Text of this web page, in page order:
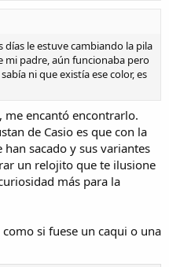
le estuve cambiando la pila
mi padre, aún funcionaba pero
ni que existía ese color, es
me encantó encontrarlo.
de Casio es que con la
sacado y sus variantes
un relojito que te ilusione
más para la
si fuese un caqui o una